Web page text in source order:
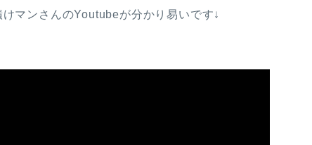
マンさんのYoutubeが分かり易いです↓